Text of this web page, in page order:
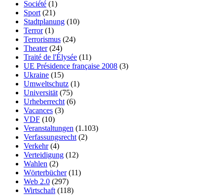
Société (1)
Sport (21)
Stadtplanung (10)
Terror(1)
Terrorismus (24)
Theater(24)
Traité de l'Élysée (11)
UE Présidence française 2008 (3)
Ukraine (15)
Umweltschutz (1)
Universität (75)
Urheberrecht (6)
Vacances (3)
VDF (10)
Veranstaltungen (1.103)
Verfassungsrecht (2)
Verkehr(4)
Verteidigung (12)
Wahlen (2)
Wörterbücher(11)
Web 2.0 (297)
Wirtschaft (118)